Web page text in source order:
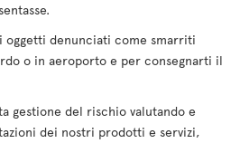
oggetti denunciati come smarriti
o in aeroporto e per consegnarti il
gestione del rischio valutando e
dei nostri prodotti e servizi,